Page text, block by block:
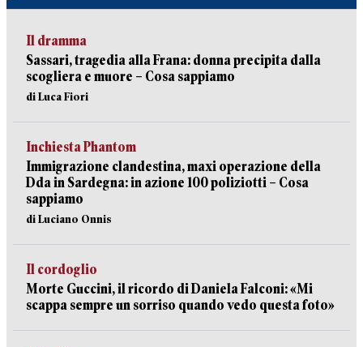
Il dramma
Sassari, tragedia alla Frana: donna precipita dalla
scogliera e muore – Cosa sappiamo
di Luca Fiori
Inchiesta Phantom
Immigrazione clandestina, maxi operazione della
Dda in Sardegna: in azione 100 poliziotti – Cosa
sappiamo
di Luciano Onnis
Il cordoglio
Morte Guccini, il ricordo di Daniela Falconi: «Mi
scappa sempre un sorriso quando vedo questa foto»